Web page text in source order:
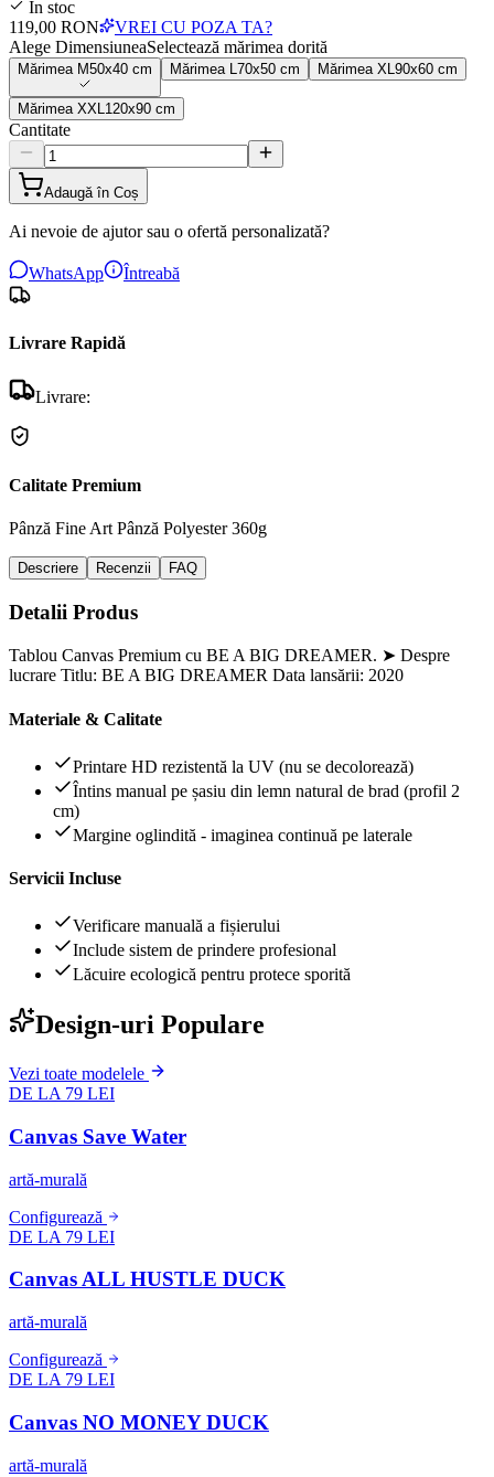
În stoc
119,00 RON
VREI CU POZA TA?
Alege DimensiuneaSelectează mărimea dorită
Mărimea M50x40 cm Mărimea 70x50 cm Mărimea XL 90x60 cm
Mărimea XXL 120x90 cm
Cantitate
Adaugă în Coș
Ai nevoie de ajutor sau o ofertă personalizată?
WhatsApp Întreabă
Livrare Rapidă
Livrare:
Calitate Premium
Pânză Fine Art Pânză Polyester 360g
Descriere Recenzii FAQ
Detalii Produs
Tablou Canvas Premium cu BE A BIG DREAMER. ➤ Despre
lucrare Titlu: BE A BIG DREAMER Data lansării: 2020
Materiale & Calitate
Printare HD rezistentă la UV (nu se decolorează)
Întins manual pe șasiu din lemn natural de brad (profil 2
cm)
Margine oglindită - imaginea continuă pe laterale
Servicii Incluse
Verificare manuală a fișierului
Include sistem de prindere profesional
Lăcuire ecologică pentru protece sporită
Design-uri Populare
Vezi toate modelele
DE LA 79 LEI
Canvas Save Water
artă-murală
Configurează
DE LA 79 LEI
Canvas ALL HUSTLE DUCK
artă-murală
Configurează
DE LA 79 LEI
Canvas NO MONEY DUCK
artă-murală